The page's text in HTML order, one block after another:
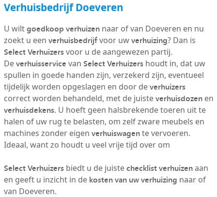
Verhuisbedrijf Doeveren
U wiltgoedkoop verhuizennaar of van Doeveren en nu
zoekt u een verhuisbedrijfvoor uwverhuizing? Dan is
Select Verhuizersvoor u de aangewezen partij.
Deverhuisservice van Select Verhuizershoudt in, dat uw
spullen in goede handen zijn, verzekerd zijn, eventueel
tijdelijk worden opgeslagen en door deverhuizers
correct worden behandeld, met de juisteverhuisdozenen
verhuisdekens. U hoeft geen halsbrekende toeren uit te
halen of uw rug te belasten, om zelf zware meubels en
machines zonder eigen verhuiswagente vervoeren.
Ideaal, want zo houdt u veel vrije tijd over om
Select Verhuizersbiedt u de juistechecklist verhuizenaan
en geeft u inzicht in de kosten van uw verhuizing naar of
van Doeveren.